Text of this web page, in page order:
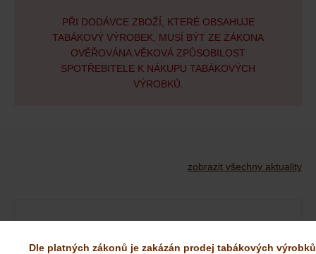
PŘI DODÁVCE ZBOŽÍ, KTERÉ OBSAHUJE
TABÁKOVÝ VÝROBEK, MUSÍ BÝT ZE ZÁKONA
OVĚŘOVÁNA VĚKOVÁ ZPŮSOBILOST
SPOTŘEBITELE K NÁKUPU TABÁKOVÝCH
VÝROBKŮ.
zobrazit všechny aktuality
Dle platných zákonů je zakázán prodej tabákových